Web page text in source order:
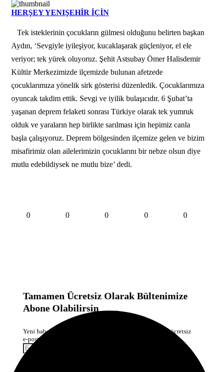
HERŞEY YENIŞEHİR İÇİN
Tek isteklerinin çocukların gülmesi olduğunu belirten başkan
Aydın, ‘Sevgiyle iyileşiyor, kucaklaşarak güçleniyor, el ele
veriyor; tek yürek oluyoruz. Şehit Astsubay Ömer Halisdemir
Kültür Merkezimizde ilçemizde bulunan afetzede
çocuklarımıza yönelik sirk gösterisi düzenledik. Çocuklarımıza
oyuncak takdim ettik. Sevgi ve iyilik bulaşıcıdır. 6 Şubat’ta
yaşanan deprem felaketi sonrası Türkiye olarak tek yumruk
olduk ve yaraların hep birlikte sarılması için hepimiz canla
başla çalışıyoruz. Deprem bölgesinden ilçemize gelen ve bizim
misafirimiz olan ailelerimizin çocuklarını bir nebze olsun diye
mutlu edebildiysek ne mutlu bize’ dedi.
0 0 0 0 0
Tamamen Ücretsiz Olarak Bültenimize
Abone Olabilirsin
Yeni haberlerden haberdar olmak için fırsatı kaçırma ve ücretsiz
e-posta aboneliğini hemen başlat.